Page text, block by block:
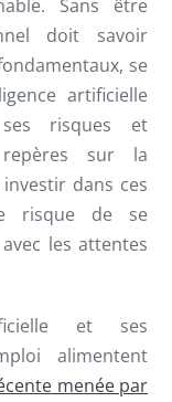
Sans être
doit savoir
se
artificielle
risques et
sur la
dans ces
risque de se
les attentes
et ses
alimentent
menée par